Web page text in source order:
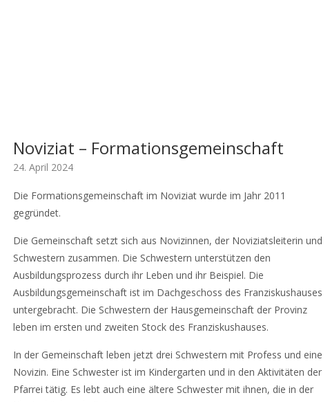
Noviziat – Formationsgemeinschaft
24. April 2024
Die Formationsgemeinschaft im Noviziat wurde im Jahr 2011
gegründet.
Die Gemeinschaft setzt sich aus Novizinnen, der Noviziatsleiterin und
Schwestern zusammen. Die Schwestern unterstützen den
Ausbildungsprozess durch ihr Leben und ihr Beispiel. Die
Ausbildungsgemeinschaft ist im Dachgeschoss des Franziskushauses
untergebracht. Die Schwestern der Hausgemeinschaft der Provinz
leben im ersten und zweiten Stock des Franziskushauses.
In der Gemeinschaft leben jetzt drei Schwestern mit Profess und eine
Novizin. Eine Schwester ist im Kindergarten und in den Aktivitäten der
Pfarrei tätig. Es lebt auch eine ältere Schwester mit ihnen, die in der